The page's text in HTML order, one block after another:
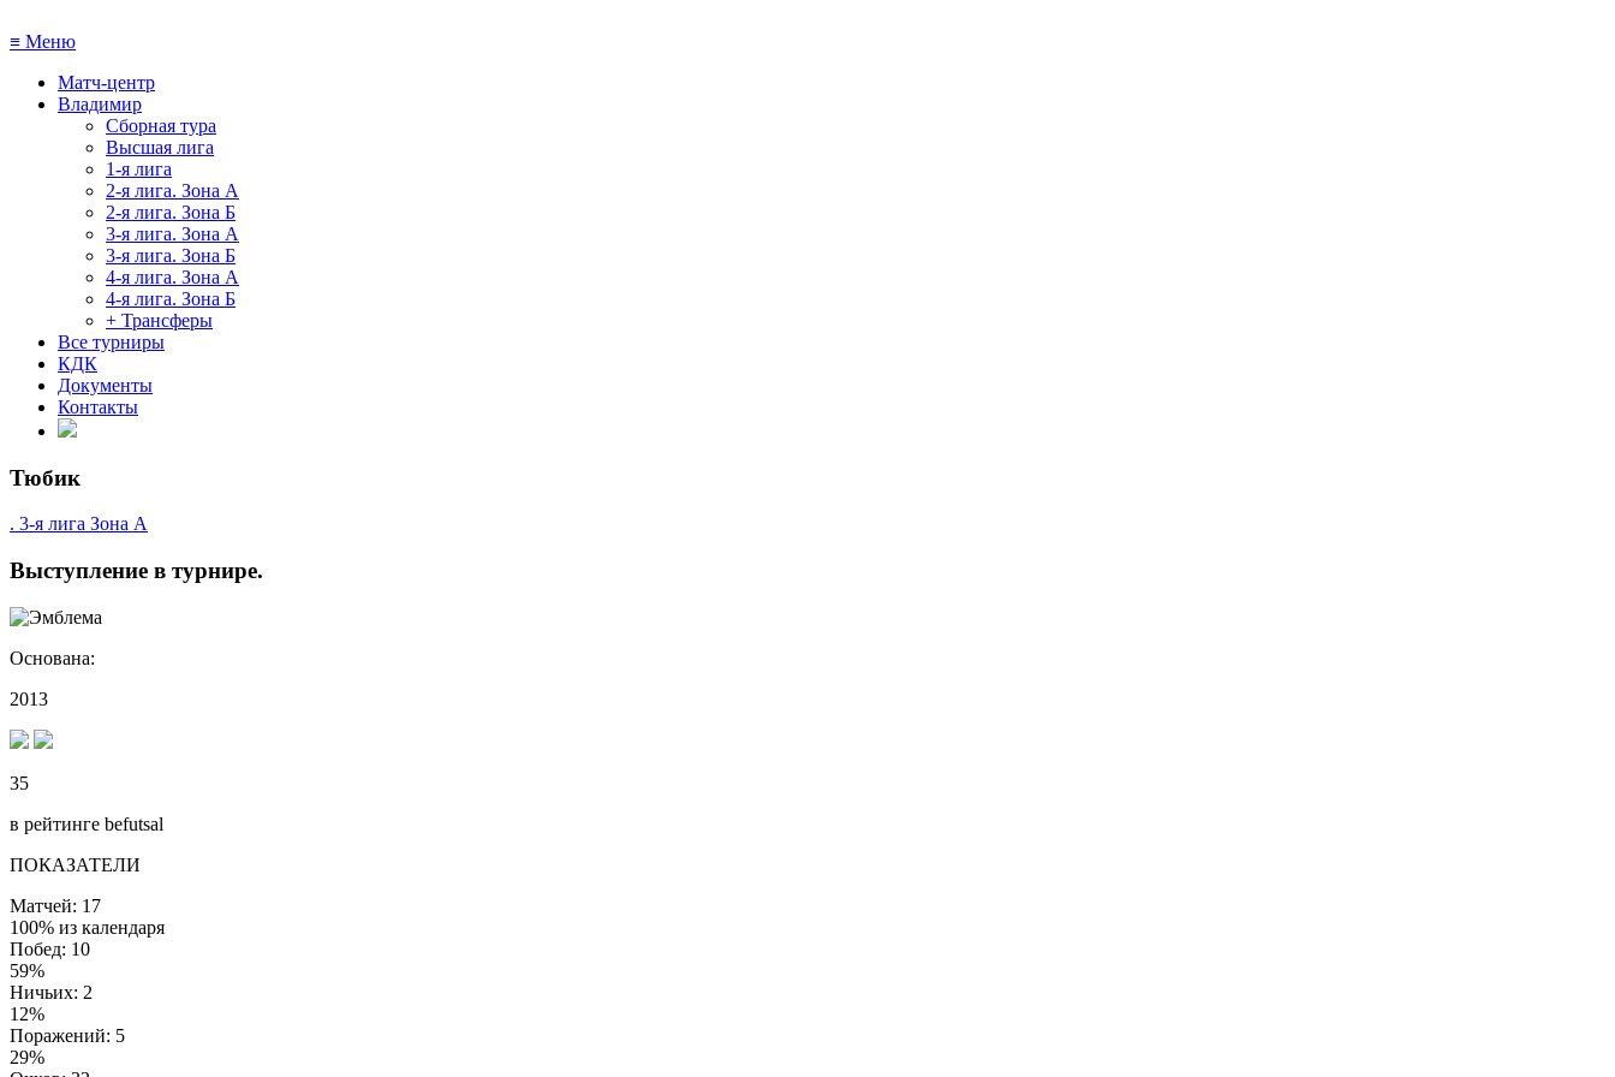
≡ Меню
Матч-центр
Владимир
Сборная тура
Высшая лига
1-я лига
2-я лига. Зона А
2-я лига. Зона Б
3-я лига. Зона А
3-я лига. Зона Б
4-я лига. Зона А
4-я лига. Зона Б
+ Трансферы
Все турниры
КДК
Документы
Контакты
Тюбик
. 3-я лига Зона А
Выступление в турнире.
Основана:
2013
35
в рейтинге befutsal
ПОКАЗАТЕЛИ
Матчей: 17
100% из календаря
Побед: 10
59%
Ничьих: 2
12%
Поражений: 5
29%